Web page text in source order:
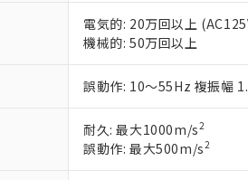
電気的: 20万回以上
機械的: 50万回以上
誤動作: 10～55Hz 複振幅
耐久: 最大1000m/s2
誤動作: 最大500m/s2
さい。
※当社の共同
いる法人を指
下記の非含有証明
※本証明書は発行
また、RoHS指令
混在することから
既に当社にて対応
り割愛しておりま